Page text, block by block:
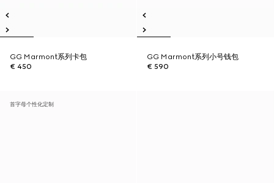
GG Marmont系列卡包
€ 450
GG Marmont系列小号钱包
€ 590
首字母个性化定制